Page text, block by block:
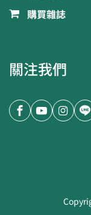
購買雜誌
關注我們